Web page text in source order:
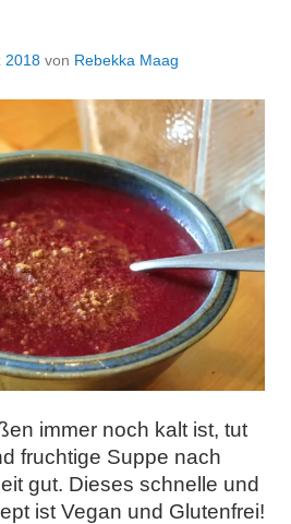
2018 von Rebekka Maag
immer noch kalt ist, tut
fruchtige Suppe nach
gut. Dieses schnelle und
ist Vegan und Glutenfrei!